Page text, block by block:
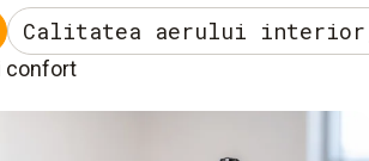
Calitatea aerului interior,
confort